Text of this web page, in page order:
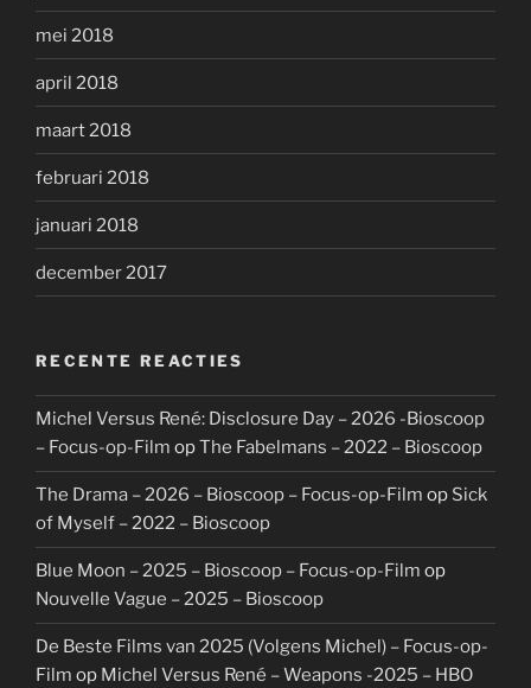
mei 2018
april 2018
maart 2018
februari 2018
januari 2018
december 2017
RECENTE REACTIES
Michel Versus René: Disclosure Day – 2026 -Bioscoop
– Focus-op-Film opThe Fabelmans – 2022 – Bioscoop
The Drama – 2026 – Bioscoop – Focus-op-Film op Sick
of Myself – 2022 – Bioscoop
Blue Moon – 2025 – Bioscoop – Focus-op-Film op
Nouvelle Vague – 2025 – Bioscoop
De Beste Films van 2025 (Volgens Michel) – Focus-op-
Film op Michel Versus René – Weapons -2025 – HBO